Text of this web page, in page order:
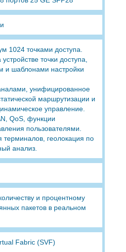
1024 точками доступа.
точки доступа,
и шаблонами настройки
унифицированное
маршрутизации и
управление.
QoS, функции
пользователями.
терминалов, геолокация по
анализ.
и процентному
пакетов в реальном
Fabric (SVF)